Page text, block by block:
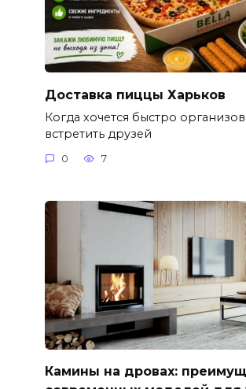
Доставка пиццы Харьков
Когда хочется быстро
встретить друзей
0 7
Камины на дровах: